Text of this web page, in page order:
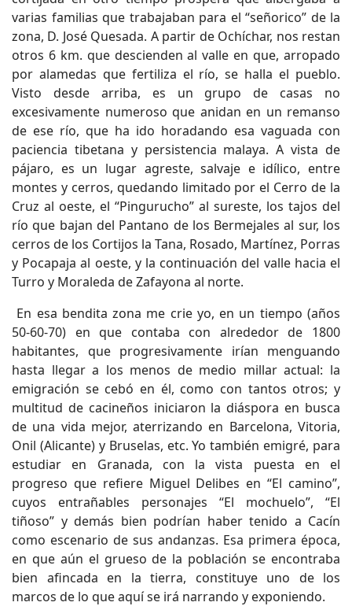
varias familias que trabajaban para el “señorico” de la
zona, D. José Quesada. A partir de Ochíchar, nos restan
otros 6 km. que descienden al valle en que, arropado
por alamedas que fertiliza el río, se halla el pueblo.
Visto desde arriba, es un grupo de casas no
excesivamente numeroso que anidan en un remanso
de ese río, que ha ido horadando esa vaguada con
paciencia tibetana y persistencia malaya. A vista de
pájaro, es un lugar agreste, salvaje e idílico, entre
montes y cerros, quedando limitado por el Cerro de la
Cruz al oeste, el “Pingurucho” al sureste, los tajos del
río que bajan del Pantano de los Bermejales al sur, los
cerros de los Cortijos la Tana, Rosado, Martínez, Porras
y Pocapaja al oeste, y la continuación del valle hacia el
Turro y Moraleda de Zafayona al norte.
En esa bendita zona me crie yo, en un tiempo (años
50-60-70) en que contaba con alrededor de 1800
habitantes, que progresivamente irían menguando
hasta llegar a los menos de medio millar actual: la
emigración se cebó en él, como con tantos otros; y
multitud de cacineños iniciaron la diáspora en busca
de una vida mejor, aterrizando en Barcelona, Vitoria,
Onil (Alicante) y Bruselas, etc. Yo también emigré, para
estudiar en Granada, con la vista puesta en el
progreso que refiere Miguel Delibes en “El camino”,
cuyos entrañables personajes “El mochuelo”, “El
tiñoso” y demás bien podrían haber tenido a Cacín
como escenario de sus andanzas. Esa primera época,
en que aún el grueso de la población se encontraba
bien afincada en la tierra, constituye uno de los
marcos de lo que aquí se irá narrando y exponiendo.